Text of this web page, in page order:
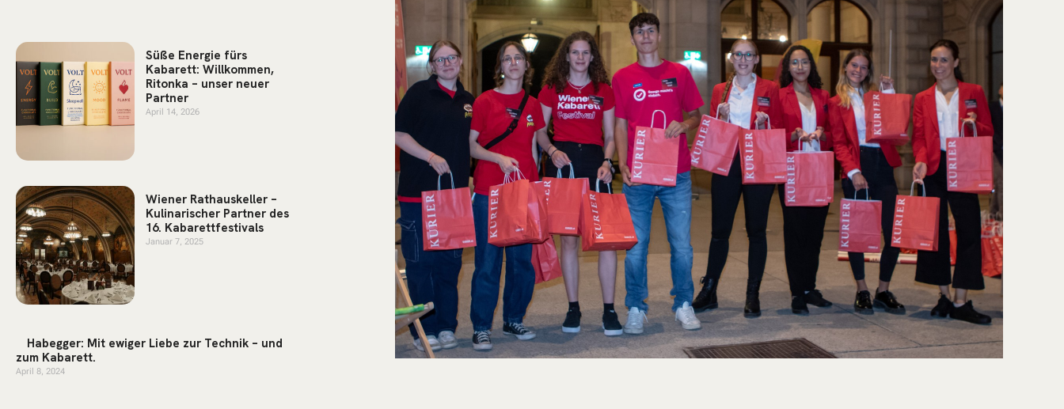
Süße Energie fürs
Kabarett: Willkommen,
Ritonka – unser neuer
Partner
April 14, 2026
Wiener Rathauskeller –
Kulinarischer Partner des
16. Kabarettfestivals
Januar 7, 2025
Habegger: Mit ewiger Liebe zur Technik – und
zum Kabarett.
April 8, 2024